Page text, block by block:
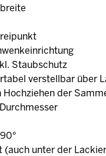
Staubschutz
verstellbar über
Hochziehen der
(auch unter der